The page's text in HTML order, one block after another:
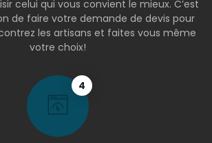
celui qui vous convient le mieux. C’est
de faire votre demande de devis pour
les artisans et faites vous même
votre choix!
4